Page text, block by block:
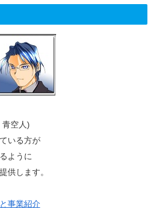
青空人)
いる方が
ように
供します。
事業紹介